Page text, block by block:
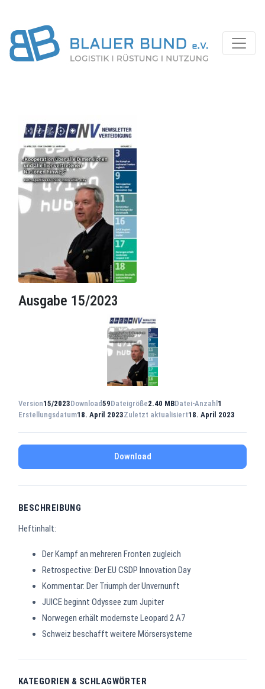
Ausgabe 15/2023
Version15/2023Download59Dateigröße2.40 MBDatei-Anzahl 1
Erstellungsdatum18. April 2023Zuletzt aktualisiert18. April 2023
Download
BESCHREIBUNG
Heftinhalt:
Der Kampf an mehreren Fronten zugleich
Retrospective: Der EU CSDP Innovation Day
Kommentar: Der Triumph der Unvernunft
JUICE beginnt Odyssee zum Jupiter
Norwegen erhält modernste Leopard 2 A7
Schweiz beschafft weitere Mörsersysteme
KATEGORIEN & SCHLAGWÖRTER